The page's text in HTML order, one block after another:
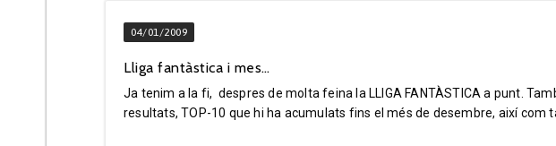
04/01/2009
Lliga fantàstica i mes…
Ja tenim a la fi, despres de molta feina la LLIGA FANTÀSTICA a punt.
resultats, TOP-10 que hi ha acumulats fins el més de desembre, així com